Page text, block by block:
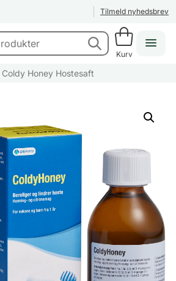
Tilmeld nyhedsbrev
Kurv
Coldy Honey Hostesaft